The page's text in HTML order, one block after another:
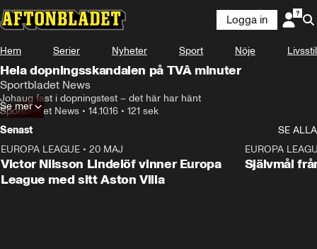
Logga in
Hem Serier Nyheter Sport Nöje Livsstil
Hela dopningsskandalen på TVÅ minuter
Sportbladet News
Johaug fast i dopningstest – det här har hänt
Sportbladet News • 14.10.16 • 121 sek
Se mer
Senast
SE ALLA
EUROPA LEAGUE • 20 MAJ
Victor Nilsson Lindelöf vinner Europa
League med sitt Aston Villa
EUROPA
Självmål